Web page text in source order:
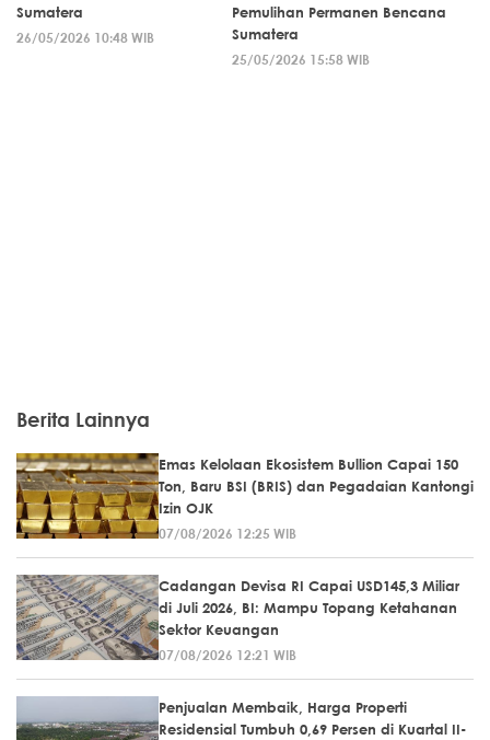
Sumatera
26/05/2026 10:48 WIB
Pemulihan Permanen Bencana
Sumatera
25/05/2026 15:58 WIB
Berita Lainnya
Emas Kelolaan Ekosistem Bullion Capai 150
Ton, Baru BSI (BRIS) dan Pegadaian Kantongi
Izin OJK
07/08/2026 12:25 WIB
Cadangan Devisa RI Capai USD145,3 Miliar
di Juli 2026, BI: Mampu Topang Ketahanan
Sektor Keuangan
07/08/2026 12:21 WIB
Penjualan Membaik, Harga Properti
Residensial Tumbuh 0,69 Persen di Kuartal II-